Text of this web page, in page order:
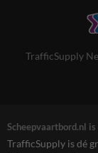
TrafficSupply
Scheepvaartbord.nl
TrafficSupply is dé